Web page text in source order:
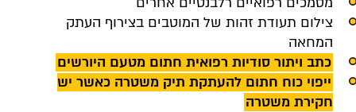
צילום תעודת זהות של המוטבים בצירוף העתק
המחאה
כתב ויתור סודיות רפואית חתום מטעם היורשים
ייפוי כוח חתום להעתקת תיק משטרה כאשר יש
חקירת משטרה